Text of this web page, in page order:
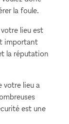
la foule.
lieu est
important
la réputation
votre lieu a
est une